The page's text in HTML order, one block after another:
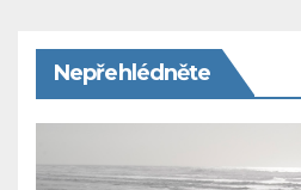
Nepřehlédněte